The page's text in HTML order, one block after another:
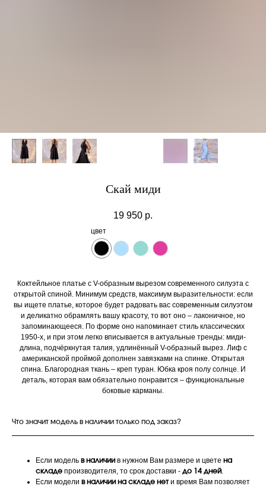
Скай миди
19 950 р.
цвет
Коктейльное платье с V-образным вырезом современного силуэта с
открытой спиной. Минимум средств, максимум выразительности: если
вы ищете платье, которое будет радовать вас современным силуэтом
и деликатно обрамлять вашу красоту, то вот оно – лаконичное, но
запоминающееся. По форме оно напоминает стиль классических
1950-х, и при этом легко вписывается в актуальные тренды: миди-
длина, подчёркнутая талия, удлинённый V-образный вырез. Лиф с
американской проймой дополнен завязками на спинке. Открытая
спина. Благородная ткань – креп туран. Юбка кроя полу солнце. И
деталь, которая вам обязательно понравится – функциональные
боковые карманы.
Что значит модель в наличии только под заказ?
Если модель в наличиив нужном Вам размере и цвете на
складе производителя, то срок доставки - до 14 дней.
Если модели в наличии на складе нети время Вам позволяет